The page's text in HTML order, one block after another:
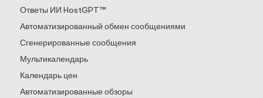
Ответы ИИ HostGPT™
Автоматизированный обмен сообщениями
Сгенерированные сообщения
Мультикалендарь
Календарь цен
Автоматизированные обзоры